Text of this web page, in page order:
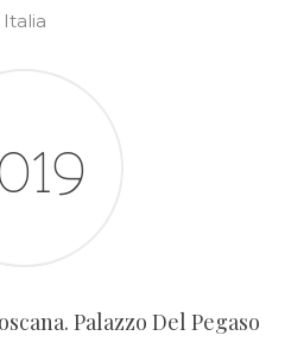
Italia
Palazzo Del Pegaso